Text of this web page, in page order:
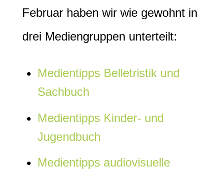
Februar haben wir wie gewohnt in
drei Mediengruppen unterteilt:
Medientipps Belletristik und
Sachbuch
Medientipps Kinder- und
Jugendbuch
Medientipps audiovisuelle